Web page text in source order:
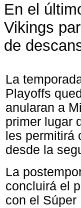
En el
Vikings
de
La
Playoffs
anularan a
primer lugar
les permitirá
desde la
La
concluirá el
con el Súper